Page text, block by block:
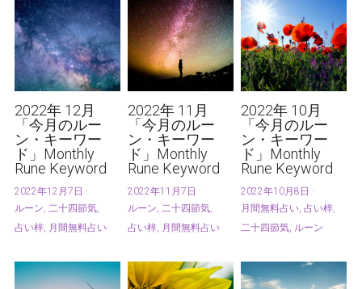
2022年 12月
「今月のルー
ン・キーワー
ド」Monthly
Rune Keyword
2022年12月7日 ·
ルーン, 二十四節気,
占い梓, 月間無料占い
2022年 11月
「今月のルー
ン・キーワー
ド」Monthly
Rune Keyword
2022年11月7日 ·
ルーン, 二十四節気,
占い梓, 月間無料占い
2022年 10月
「今月のルー
ン・キーワー
ド」Monthly
Rune Keyword
2022年10月8日 ·
月間無料占い, 占い梓,
二十四節気, ルーン